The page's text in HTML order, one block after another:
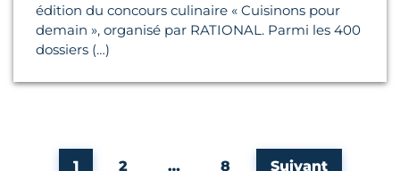
édition du concours culinaire « Cuisinons pour
demain », organisé par RATIONAL. Parmi les 400
dossiers (…)
Page
1 Page
2 … Page
8 Suivant